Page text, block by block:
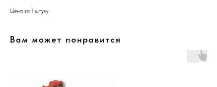
Цена за 1 штуку
Вам может понравится